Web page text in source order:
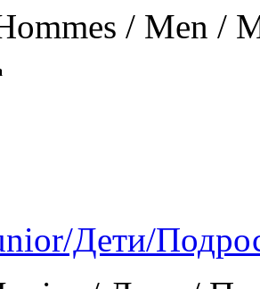
/ Men /
Дети/